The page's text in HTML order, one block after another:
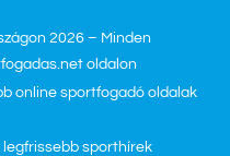
2026 – Minden
oldalon
online sportfogadó oldalak
sporthírek